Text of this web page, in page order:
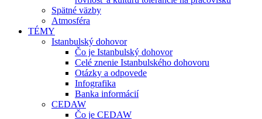
Spätné väzby
Atmosféra
TÉMY
Istanbulský dohovor
Čo je Istanbulský dohovor
Celé znenie Istanbulského dohovoru
Otázky a odpovede
Infografika
Banka informácií
CEDAW
Čo je CEDAW